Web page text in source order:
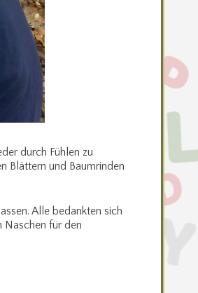
durch Fühlen zu
Blättern und Baumrinden
Alle bedankten sich
Naschen für den